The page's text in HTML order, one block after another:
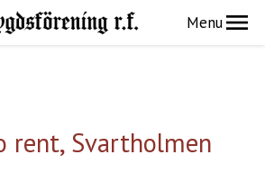
Menu
rent, Svartholmen